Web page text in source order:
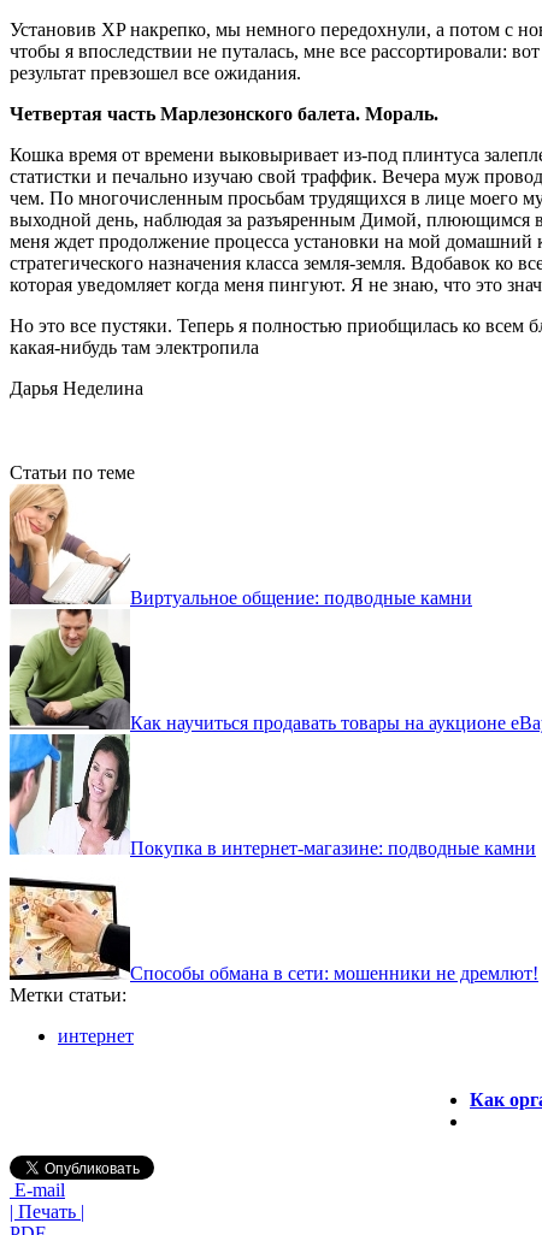
Установив XP накрепко, мы немного передохнули, а потом с
чтобы я впоследствии не путалась, мне все рассортировали:
результат превзошел все ожидания.
Четвертая часть Марлезонского балета. Мораль.
Кошка время от времени выковыривает из-под плинтуса
статистки и печально изучаю свой траффик. Вечера муж
чем. По многочисленным просьбам трудящихся в лице моего
выходной день, наблюдая за разъяренным Димой, плюющимся
меня ждет продолжение процесса установки на мой домашний
стратегического назначения класса земля-земля. Вдобавок
которая уведомляет когда меня пингуют. Я не знаю, что это
Но это все пустяки. Теперь я полностью приобщилась ко
какая-нибудь там электропила
Дарья Неделина
Статьи по теме
Виртуальное общение: подводные камни
Как научиться продавать товары на аукционе
Покупка в интернет-магазине: подводные камни
Способы обмана в сети: мошенники не дремлют!
Метки статьи:
интернет
Как
E-mail
| Печать |